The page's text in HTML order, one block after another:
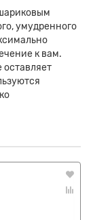
умудренного
к вам.